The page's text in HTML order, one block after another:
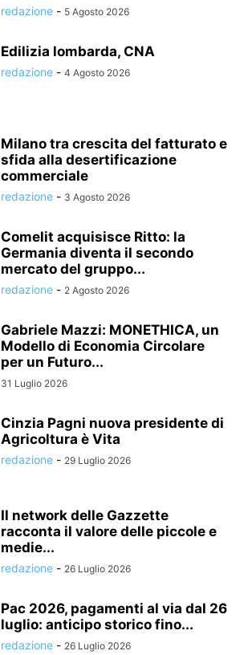
redazione - 5 Agosto 2026
Edilizia lombarda, CNA
redazione - 4 Agosto 2026
Milano tra crescita del fatturato e
sfida alla desertificazione
commerciale
redazione - 3 Agosto 2026
Comelit acquisisce Ritto: la
Germania diventa il secondo
mercato del gruppo...
redazione - 2 Agosto 2026
Gabriele Mazzi: MONETHICA, un
Modello di Economia Circolare
per un Futuro...
31 Luglio 2026
Cinzia Pagni nuova presidente di
Agricoltura è Vita
redazione - 29 Luglio 2026
Il network delle Gazzette
racconta il valore delle piccole e
medie...
redazione - 26 Luglio 2026
Pac 2026, pagamenti al via dal 26
luglio: anticipo storico fino...
redazione - 26 Luglio 2026